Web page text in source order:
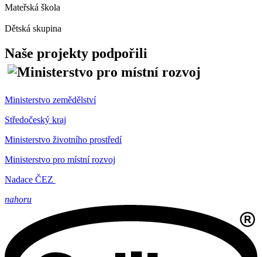
Mateřská škola
Dětská skupina
Naše projekty podpořili
Ministerstvo zemědělství
Středočeský kraj
Ministerstvo životního prostředí
Ministerstvo pro místní rozvoj
Nadace ČEZ
nahoru